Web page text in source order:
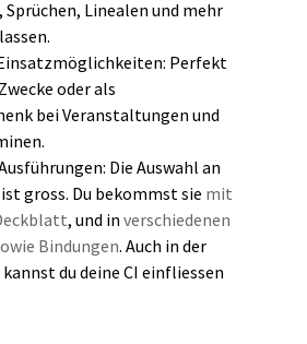
Sprüchen, Linealen und mehr
Perfekt
oder als
bei Veranstaltungen und
Die Auswahl an
gross. Du bekommst sie mit
, und in verschiedenen
Bindungen. Auch in der
du deine CI einfliessen